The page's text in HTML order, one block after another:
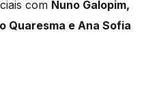
com Nuno Galopim,
Quaresma e Ana Sofia